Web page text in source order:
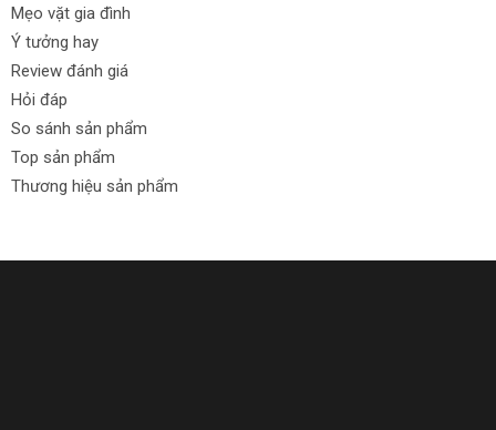
Mẹo vặt gia đình
Ý tưởng hay
Review đánh giá
Hỏi đáp
So sánh sản phẩm
Top sản phẩm
Thương hiệu sản phẩm